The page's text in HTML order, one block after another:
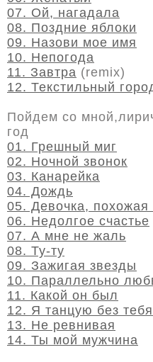
07. Ой, нагадала
08. Поздние яблоки
09. Назови мое имя
10. Непогода
11. Завтра (remix)
12. Текстильный
Пойдем со
год
01. Грешный миг
02. Ночной звонок
03. Канарейка
04. Дождь
05. Девочка, похожая
06. Недолгое счастье
07. А мне не жаль
08. Ту-ту
09. Зажигая звезды
10. Параллельно
11. Какой он был
12. Я танцую без тебя
13. Не ревнивая
14. Ты мой мужчина